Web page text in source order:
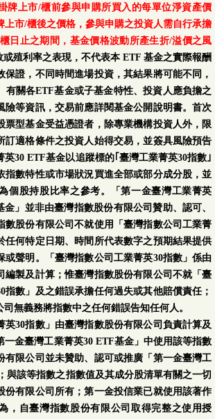
牌上市/櫃前參與申購所買入的每單位淨資產價
上市/櫃後之價格，參與申購之投資人需自行承擔
日止之期間，基金價格波動所產生折/溢價之風
殖利率之表現，不代表本 ETF 基金之實際報酬
保證，不同時間進場投資，其結果將可能不同，
有關各ETF基金或子基金特性、投資人應負擔之
險等資訊，交易前應詳閱基金公開說明書。首次
票型基金受益憑證者，除專業機構投資人外，限
訂適格條件之投資人始得交易，並簽具風險預告
30 ETF基金以追蹤標的｢臺灣工業菁英30指數｣
指數特性或市場狀況買進全部或部分成分股，並
個股持股比率之參考。「第一金臺灣工業菁英
金」並非由臺灣指數股份有限公司贊助、認可、
數股份有限公司不就使用「臺灣指數公司工業菁
任何特定日期、時間所代表數字之預期結果提供
或聲明。「臺灣指數公司工業菁英30指數」係由
編製及計算；惟臺灣指數股份有限公司不就「臺
指數」及之錯誤承擔任何過失或其他賠償責任；
無義務將指數中之任何錯誤告知任何人。
英30指數」由臺灣指數股份有限公司負責計算及
一金臺灣工業菁英30 ETF基金」中使用該等指數
有限公司並未贊助、認可或推廣「第一金臺灣工
與該等指數之指數值及其成分股清單有關之一切
份有限公司所有；第一金投信業已就使用該著作
，自臺灣指數股份有限公司取得完整之使用授